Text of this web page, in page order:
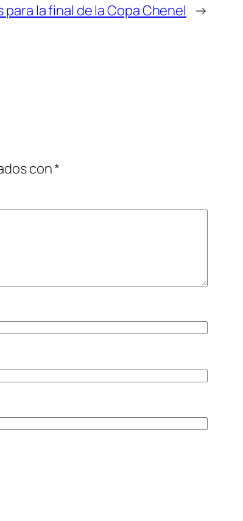
para la final de la Copa Chenel →
con*